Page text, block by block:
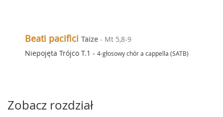
Beati pacifici Taize - Mt 5,8-9
Niepojęta Trójco T.1 - 4-głosowy chór a cappella (SATB)
Zobacz rozdział